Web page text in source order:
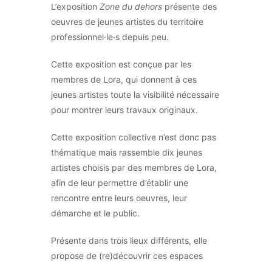
L’exposition Zone du dehors présente des
oeuvres de jeunes artistes du territoire
professionnel·le·s depuis peu.
Cette exposition est conçue par les
membres de Lora, qui donnent à ces
jeunes artistes toute la visibilité nécessaire
pour montrer leurs travaux originaux.
Cette exposition collective n’est donc pas
thématique mais rassemble dix jeunes
artistes choisis par des membres de Lora,
afin de leur permettre d’établir une
rencontre entre leurs oeuvres, leur
démarche et le public.
Présente dans trois lieux différents, elle
propose de (re)découvrir ces espaces